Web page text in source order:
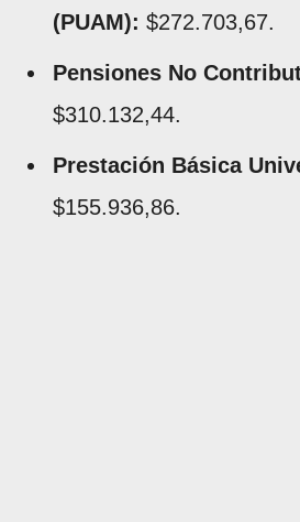
(PUAM): $272.703,67.
Pensiones No
$310.132,44.
Prestación Básica
$155.936,86.